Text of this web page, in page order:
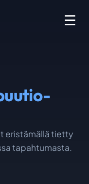
☰
eristämällä tietty
tapahtumasta.